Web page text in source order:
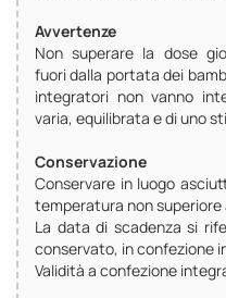
Avvertenze
Non superare la dose
fuori dalla portata dei
integratori non vanno
varia, equilibrata e di uno
Conservazione
Conservare in luogo
temperatura non superiore
La data di scadenza si
conservato, in confezione
Validità a confezione